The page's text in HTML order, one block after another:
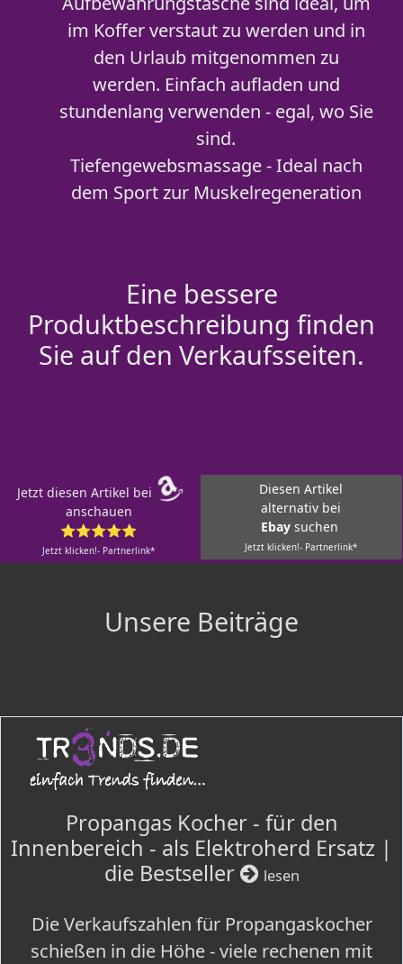
im Koffer verstaut zu werden und in
den Urlaub mitgenommen zu
werden. Einfach aufladen und
stundenlang verwenden - egal, wo Sie
sind.
Tiefengewebsmassage - Ideal nach
dem Sport zur Muskelregeneration
Eine bessere
Produktbeschreibung finden
Sie auf den Verkaufsseiten.
Jetzt diesen Artikel bei
anschauen
⭐⭐⭐⭐⭐
Jetzt klicken!- Partnerlink*
Diesen Artikel
alternativ bei
Ebay suchen
Jetzt klicken!- Partnerlink*
Unsere Beiträge
Propangas Kocher - für den
Innenbereich - als Elektroherd Ersatz |
die Bestseller
lesen
Die Verkaufszahlen für Propangaskocher
schießen in die Höhe - viele rechenen mit